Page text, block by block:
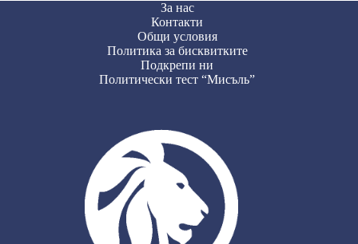
За нас
Контакти
Общи условия
Политика за бисквитките
Подкрепи ни
Политически тест “Мисъль”